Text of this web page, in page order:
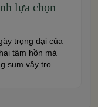
lựa chọn
trọng đại của
tâm hồn mà
sum vầy trong